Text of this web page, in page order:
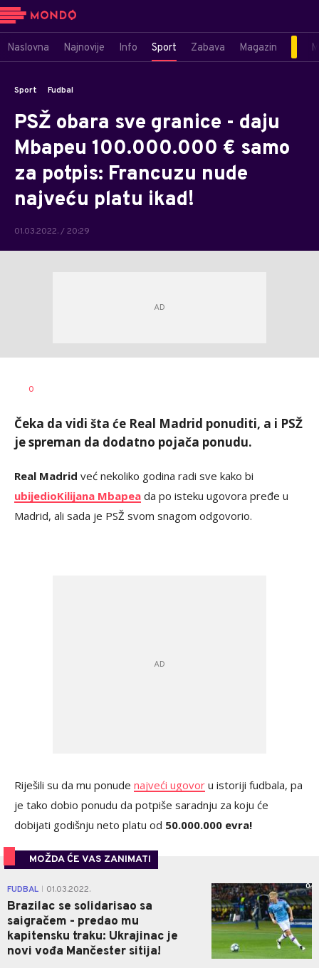
Naslovna Najnovije Info Sport Zabava Magazin
Sport Fudbal
PSŽ obara sve granice - daju
Mbapeu 100.000.000 € samo
za potpis: Francuzu nude
najveću platu ikad!
01.03.2022. / 20:29
AUTOR
0
Čeka da vidi šta će Real Madrid ponuditi, a i PSŽ
je spreman da dodatno pojača ponudu.
Real Madrid već nekoliko godina radi sve kako bi
ubijedioKilijana Mbapea da po isteku ugovora pređe u
Madrid, ali sada je PSŽ svom snagom odgovorio.
Riješili su da mu ponude najveći ugovor u istoriji fudbala, pa
je tako dobio ponudu da potpiše saradnju za koju će
dobijati godišnju neto platu od 50.000.000 evra!
MOŽDA ĆE VAS ZANIMATI
FUDBAL 01.03.2022.
Brazilac se solidarisao sa
saigračem - predao mu
kapitensku traku: Ukrajinac je
novi vođa Mančester sitija!
0